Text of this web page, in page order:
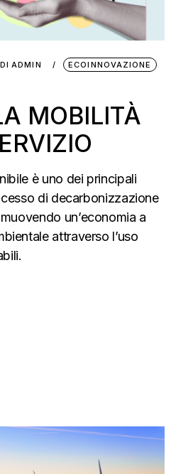
DI ADMIN ECOINNOVAZIONE
MOBILITÀ
è uno dei principali
di decarbonizzazione
un’economia a
attraverso l’uso